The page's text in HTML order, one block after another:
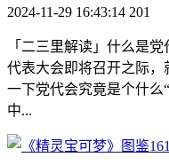
2024-11-29 16:43:14 201
「二三里解读」什么是
代表大会即将召开之际
一下党代会究竟是个什么
中...